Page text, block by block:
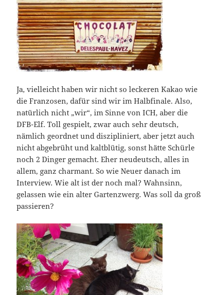
Ja, vielleicht haben wir nicht so leckeren Kakao wie
die Franzosen, dafür sind wir im Halbfinale. Also,
natürlich nicht „wir“, im Sinne von ICH, aber die
DFB-Elf. Toll gespielt, zwar auch sehr deutsch,
nämlich geordnet und diszipliniert, aber jetzt auch
nicht abgebrüht und kaltblütig, sonst hätte Schürle
noch 2 Dinger gemacht. Eher neudeutsch, alles in
allem, ganz charmant. So wie Neuer danach im
Interview. Wie alt ist der noch mal? Wahnsinn,
gelassen wie ein alter Gartenzwerg. Was soll da groß
passieren?